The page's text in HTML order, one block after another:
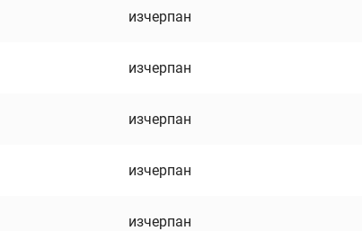
изчерпан
изчерпан
изчерпан
изчерпан
изчерпан